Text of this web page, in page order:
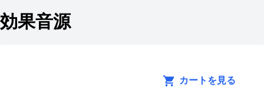
効果音源
カートを見る